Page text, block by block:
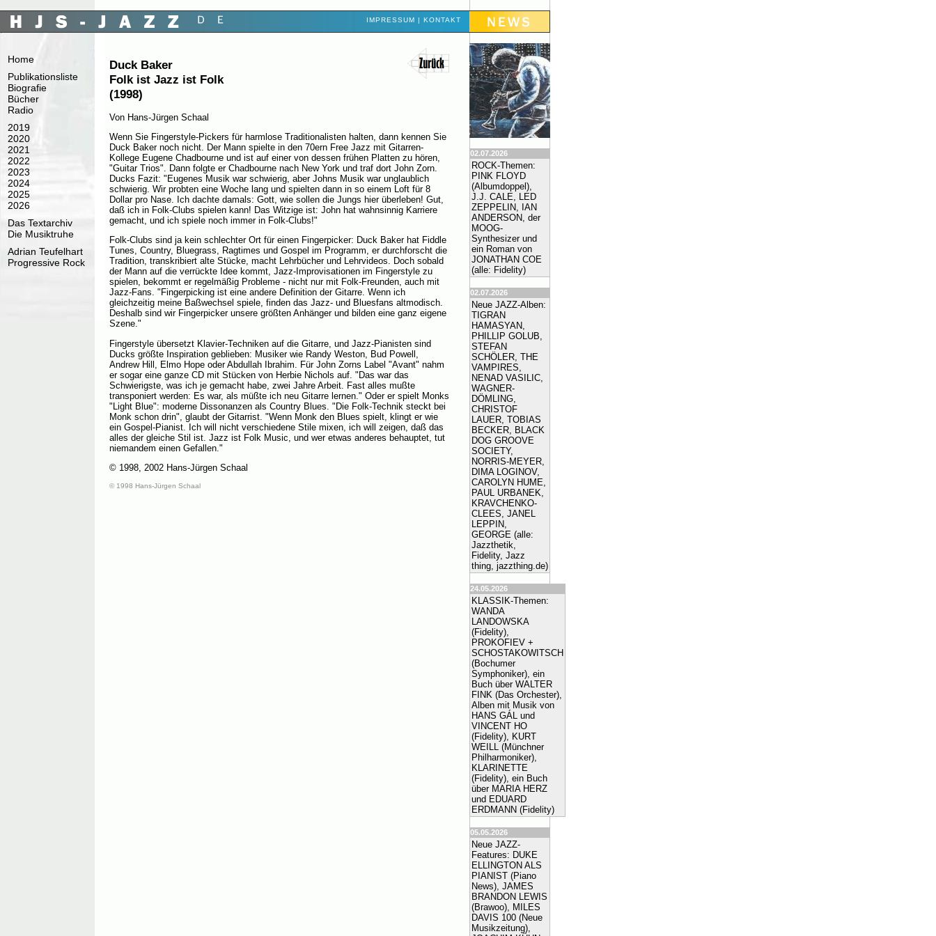
IMPRESSUM | KONTAKT
Home
Publikationsliste
Biografie
Bücher
Radio
2019
2020
2021
2022
2023
2024
2025
2026
Das Textarchiv
Die Musiktruhe
Adrian Teufelhart
Progressive Rock
Duck Baker
Folk ist Jazz ist Folk
(1998)
Von Hans-Jürgen Schaal
Wenn Sie Fingerstyle-Pickers für harmlose Traditionalisten halten, dann kennen Sie
Duck Baker noch nicht. Der Mann spielte in den 70ern Free Jazz mit Gitarren-
Kollege Eugene Chadbourne und ist auf einer von dessen frühen Platten zu hören,
"Guitar Trios". Dann folgte er Chadbourne nach New York und traf dort John Zorn.
Ducks Fazit: "Eugenes Musik war schwierig, aber Johns Musik war unglaublich
schwierig. Wir probten eine Woche lang und spielten dann in so einem Loft für 8
Dollar pro Nase. Ich dachte damals: Gott, wie sollen die Jungs hier überleben! Gut,
daß ich in Folk-Clubs spielen kann! Das Witzige ist: John hat wahnsinnig Karriere
gemacht, und ich spiele noch immer in Folk-Clubs!"
Folk-Clubs sind ja kein schlechter Ort für einen Fingerpicker: Duck Baker hat Fiddle
Tunes, Country, Bluegrass, Ragtimes und Gospel im Programm, er durchforscht die
Tradition, transkribiert alte Stücke, macht Lehrbücher und Lehrvideos. Doch sobald
der Mann auf die verrückte Idee kommt, Jazz-Improvisationen im Fingerstyle zu
spielen, bekommt er regelmäßig Probleme - nicht nur mit Folk-Freunden, auch mit
Jazz-Fans. "Fingerpicking ist eine andere Definition der Gitarre. Wenn ich
gleichzeitig meine Baßwechsel spiele, finden das Jazz- und Bluesfans altmodisch.
Deshalb sind wir Fingerpicker unsere größten Anhänger und bilden eine ganz eigene
Szene."
Fingerstyle übersetzt Klavier-Techniken auf die Gitarre, und Jazz-Pianisten sind
Ducks größte Inspiration geblieben: Musiker wie Randy Weston, Bud Powell,
Andrew Hill, Elmo Hope oder Abdullah Ibrahim. Für John Zorns Label "Avant" nahm
er sogar eine ganze CD mit Stücken von Herbie Nichols auf. "Das war das
Schwierigste, was ich je gemacht habe, zwei Jahre Arbeit. Fast alles mußte
transponiert werden: Es war, als müßte ich neu Gitarre lernen." Oder er spielt Monks
"Light Blue": moderne Dissonanzen als Country Blues. "Die Folk-Technik steckt bei
Monk schon drin", glaubt der Gitarrist. "Wenn Monk den Blues spielt, klingt er wie
ein Gospel-Pianist. Ich will nicht verschiedene Stile mixen, ich will zeigen, daß das
alles der gleiche Stil ist. Jazz ist Folk Music, und wer etwas anderes behauptet, tut
niemandem einen Gefallen."
© 1998, 2002 Hans-Jürgen Schaal
© 1998 Hans-Jürgen Schaal
02.07.2026
ROCK-Themen:
PINK FLOYD
(Albumdoppel),
J.J. CALE, LED
ZEPPELIN, IAN
ANDERSON, der
MOOG-
Synthesizer und
ein Roman von
JONATHAN COE
(alle: Fidelity)
02.07.2026
Neue JAZZ-Alben:
TIGRAN
HAMASYAN,
PHILLIP GOLUB,
STEFAN
SCHÖLER, THE
VAMPIRES,
NENAD VASILIC,
WAGNER-
DÖMLING,
CHRISTOF
LAUER, TOBIAS
BECKER, BLACK
DOG GROOVE
SOCIETY,
NORRIS-MEYER,
DIMA LOGINOV,
CAROLYN HUME,
PAUL URBANEK,
KRAVCHENKO-
CLEES, JANEL
LEPPIN,
GEORGE (alle:
Jazzthetik,
Fidelity, Jazz
thing, jazzthing.de)
24.05.2026
KLASSIK-Themen:
WANDA
LANDOWSKA
(Fidelity),
PROKOFIEV +
SCHOSTAKOWITSCH
(Bochumer
Symphoniker), ein
Buch über WALTER
FINK (Das Orchester),
Alben mit Musik von
HANS GÁL und
VINCENT HO
(Fidelity), KURT
WEILL (Münchner
Philharmoniker),
KLARINETTE
(Fidelity), ein Buch
über MARIA HERZ
und EDUARD
ERDMANN (Fidelity)
05.05.2026
Neue JAZZ-
Features: DUKE
ELLINGTON ALS
PIANIST (Piano
News), JAMES
BRANDON LEWIS
(Brawoo), MILES
DAVIS 100 (Neue
Musikzeitung),